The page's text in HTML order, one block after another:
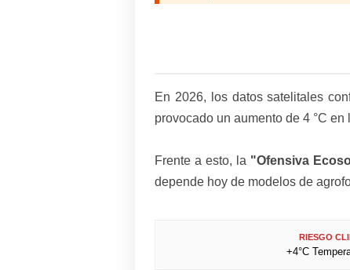
En 2026, los datos satelitales
provocado un aumento de 4 °C
Frente a esto, la "Ofensiva
depende hoy de modelos de
RIESGO
+4°C